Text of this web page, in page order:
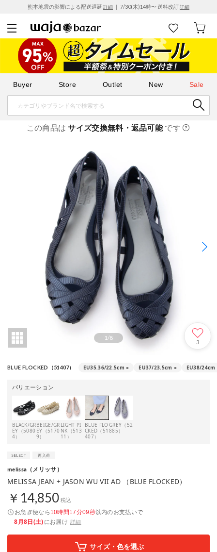
熊本地震の影響による配送遅延 詳細 ｜ 7/30(木)14時〜 送料改訂詳細
Buyer Store Outlet New Sale
この商品はサイズ交換無料・返品可能です
1 /8
3
BLUE FLOCKED（51407） EU35.36/22.5cm ○ EU37/23.5cm ○ EU38/24cm
バリエーション
BLACK/GR
EY（5080
4）
BEIGE/GR
EY（5170
9）
LIGHT PI
NK（513
11）
BLUE FLO
CKED（51
407）
GREY（52
885）
melissa （メリッサ）
MELISSA JEAN + JASON WU VII AD （BLUE FLOCKED）
￥14,850 税込
お急ぎ便なら 10時間17分08秒以内のお支払いで
8月8日(土)にお届け 詳細
サイズ・色を選ぶ